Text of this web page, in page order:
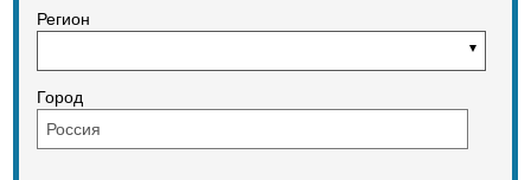
Регион
Город